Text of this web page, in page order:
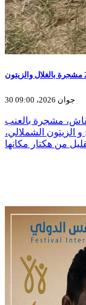
30 جوان 2026، 09:00
قابل للنقاش، مشجرة بالعنب
الزيتون الشملالي،